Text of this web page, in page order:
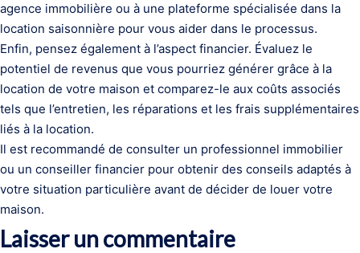
agence immobilière ou à une plateforme spécialisée dans la
location saisonnière pour vous aider dans le processus.
Enfin, pensez également à l’aspect financier. Évaluez le
potentiel de revenus que vous pourriez générer grâce à la
location de votre maison et comparez-le aux coûts associés
tels que l’entretien, les réparations et les frais supplémentaires
liés à la location.
Il est recommandé de consulter un professionnel immobilier
ou un conseiller financier pour obtenir des conseils adaptés à
votre situation particulière avant de décider de louer votre
maison.
Laisser un commentaire